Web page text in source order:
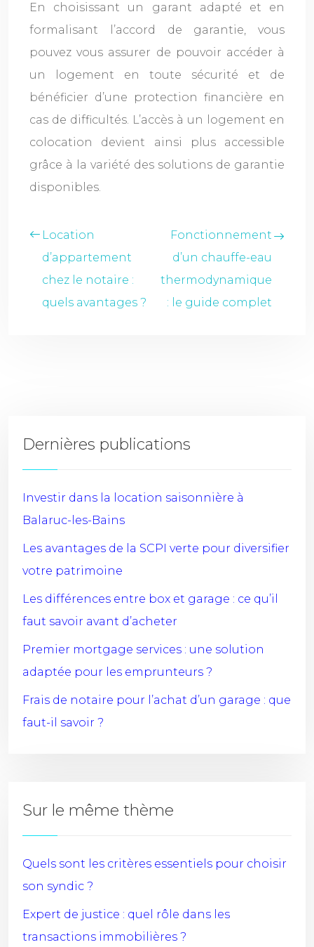
En choisissant un garant adapté et en
formalisant l’accord de garantie, vous
pouvez vous assurer de pouvoir accéder à
un logement en toute sécurité et de
bénéficier d’une protection financière en
cas de difficultés. L’accès à un logement en
colocation devient ainsi plus accessible
grâce à la variété des solutions de garantie
disponibles.
Location
d’appartement
chez le notaire :
quels avantages ?
Fonctionnement
d’un chauffe-eau
thermodynamique
: le guide complet
Dernières publications
Investir dans la location saisonnière à
Balaruc-les-Bains
Les avantages de la SCPI verte pour diversifier
votre patrimoine
Les différences entre box et garage : ce qu’il
faut savoir avant d’acheter
Premier mortgage services : une solution
adaptée pour les emprunteurs ?
Frais de notaire pour l’achat d’un garage : que
faut-il savoir ?
Sur le même thème
Quels sont les critères essentiels pour choisir
son syndic ?
Expert de justice : quel rôle dans les
transactions immobilières ?